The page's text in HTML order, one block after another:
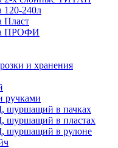
120-240л
Пласт
ПРОФИ
и хранения
ручками
шуршащий в пачках
шуршащий в пластах
шуршащий в рулоне